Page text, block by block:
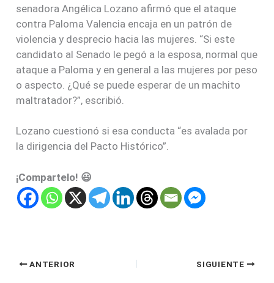
senadora Angélica Lozano afirmó que el ataque
contra Paloma Valencia encaja en un patrón de
violencia y desprecio hacia las mujeres. “Si este
candidato al Senado le pegó a la esposa, normal que
ataque a Paloma y en general a las mujeres por peso
o aspecto. ¿Qué se puede esperar de un machito
maltratador?”, escribió.
Lozano cuestionó si esa conducta “es avalada por
la dirigencia del Pacto Histórico”.
¡Compartelo! 😃
ANTERIOR SIGUIENTE